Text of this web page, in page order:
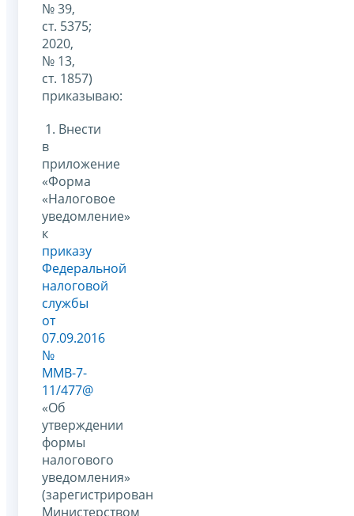
№ 39,
ст. 5375;
2020,
№ 13,
ст. 1857)
приказываю:
1. Внести
в
приложение
«Форма
«Налоговое
уведомление»
к
приказу
Федеральной
налоговой
службы
от
07.09.2016
№
ММВ-7-
11/477@
«Об
утверждении
формы
налогового
уведомления»
(зарегистрирован
Министерством